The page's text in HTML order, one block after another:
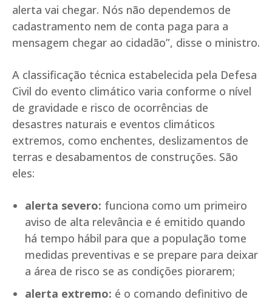
alerta vai chegar. Nós não dependemos de
cadastramento nem de conta paga para a
mensagem chegar ao cidadão”, disse o ministro.
A classificação técnica estabelecida pela Defesa
Civil do evento climático varia conforme o nível
de gravidade e risco de ocorrências de
desastres naturais e eventos climáticos
extremos, como enchentes, deslizamentos de
terras e desabamentos de construções. São
eles:
alerta severo: funciona como um primeiro
aviso de alta relevância e é emitido quando
há tempo hábil para que a população tome
medidas preventivas e se prepare para deixar
a área de risco se as condições piorarem;
alerta extremo: é o comando definitivo de